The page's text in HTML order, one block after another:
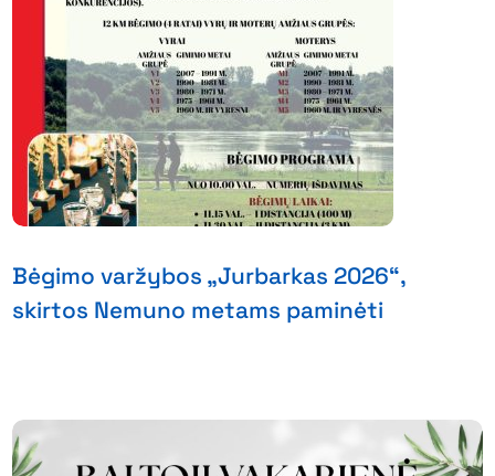
Bėgimo varžybos „Jurbarkas 2026“,
skirtos Nemuno metams paminėti